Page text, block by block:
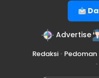
Advertise
Redaksi• Pedoman
•